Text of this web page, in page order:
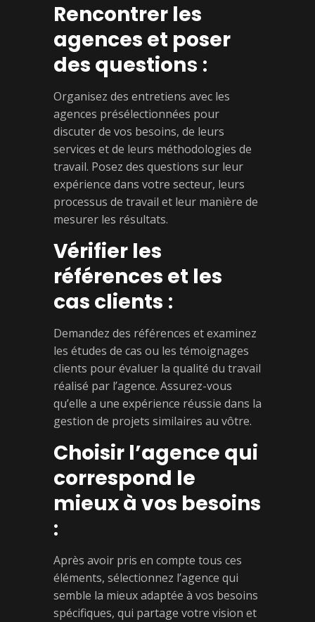
Rencontrer les
agences et poser
des questions :
Organisez des entretiens avec les
agences présélectionnées pour
discuter de vos besoins, de leurs
services et de leurs méthodologies de
travail. Posez des questions sur leur
expérience dans votre secteur, leurs
processus de travail et leur manière de
mesurer les résultats.
Vérifier les
références et les
cas clients :
Demandez des références et examinez
les études de cas ou les témoignages
clients pour évaluer la qualité du travail
réalisé par l’agence. Assurez-vous
qu’elle a une expérience réussie dans la
gestion de projets similaires au vôtre.
Choisir l’agence qui
correspond le
mieux à vos besoins
:
Après avoir pris en compte tous ces
éléments, sélectionnez l’agence qui
semble la mieux adaptée à vos besoins
spécifiques, qui partage votre vision et